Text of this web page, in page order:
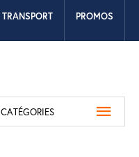
TRANSPORT PROMOS
CATÉGORIES